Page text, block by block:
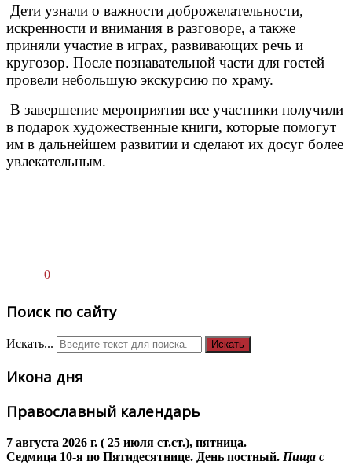
Дети узнали о важности доброжелательности,
искренности и внимания в разговоре, а также
приняли участие в играх, развивающих речь и
кругозор. После познавательной части для гостей
провели небольшую экскурсию по храму.
В завершение мероприятия все участники получили
в подарок художественные книги, которые помогут
им в дальнейшем развитии и сделают их досуг более
увлекательным.
0
Поиск по сайту
Искать... Искать
Икона дня
Православный календарь
7 августа 2026 г. ( 25 июля ст.ст.), пятница.
Седмица 10-я по Пятидесятнице. День постный. Пища с